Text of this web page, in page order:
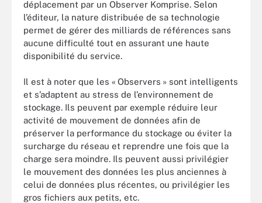
déplacement par un Observer Komprise. Selon
l’éditeur, la nature distribuée de sa technologie
permet de gérer des milliards de références sans
aucune difficulté tout en assurant une haute
disponibilité du service.
Il est à noter que les « Observers » sont intelligents
et s’adaptent au stress de l’environnement de
stockage. Ils peuvent par exemple réduire leur
activité de mouvement de données afin de
préserver la performance du stockage ou éviter la
surcharge du réseau et reprendre une fois que la
charge sera moindre. Ils peuvent aussi privilégier
le mouvement des données les plus anciennes à
celui de données plus récentes, ou privilégier les
gros fichiers aux petits, etc.